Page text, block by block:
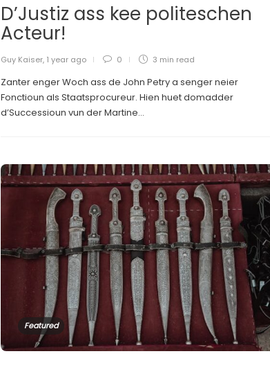
D’Justiz ass kee politeschen
Acteur!
Guy Kaiser, 1 year ago 0 3 min read
Zanter enger Woch ass de John Petry a senger neier
Fonctioun als Staatsprocureur. Hien huet domadder
d’Successioun vun der Martine...
Featured